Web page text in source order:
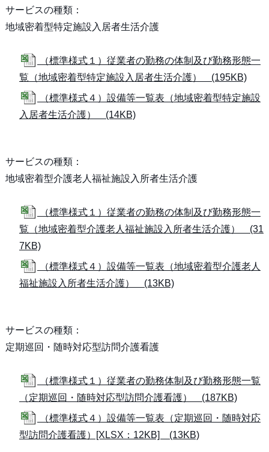
サービスの種類：
地域密着型特定施設入居者生活介護
（標準様式１）従業者の勤務の体制及び勤務形態一
覧（地域密着型特定施設入居者生活介護） (195KB)
（標準様式４）設備等一覧表（地域密着型特定施設
入居者生活介護） (14KB)
サービスの種類：
地域密着型介護老人福祉施設入所者生活介護
（標準様式１）従業者の勤務の体制及び勤務形態一
覧（地域密着型介護老人福祉施設入所者生活介護） (31
7KB)
（標準様式４）設備等一覧表（地域密着型介護老人
福祉施設入所者生活介護） (13KB)
サービスの種類：
定期巡回・随時対応型訪問介護看護
（標準様式１）従業者の勤務体制及び勤務形態一覧
（定期巡回・随時対応型訪問介護看護） (187KB)
（標準様式４）設備等一覧表（定期巡回・随時対応
型訪問介護看護）[XLSX：12KB] (13KB)